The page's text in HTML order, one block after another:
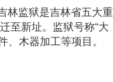
林监狱是吉林省五大重
至新址。监狱号称“大
木器加工等项目。